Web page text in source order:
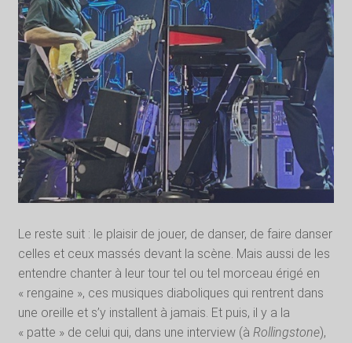
Le reste suit : le plaisir de jouer, de danser, de faire danser
celles et ceux massés devant la scène. Mais aussi de les
entendre chanter à leur tour tel ou tel morceau érigé en
« rengaine », ces musiques diaboliques qui rentrent dans
une oreille et s’y installent à jamais. Et puis, il y a la
« patte » de celui qui, dans une interview (à Rollingstone),